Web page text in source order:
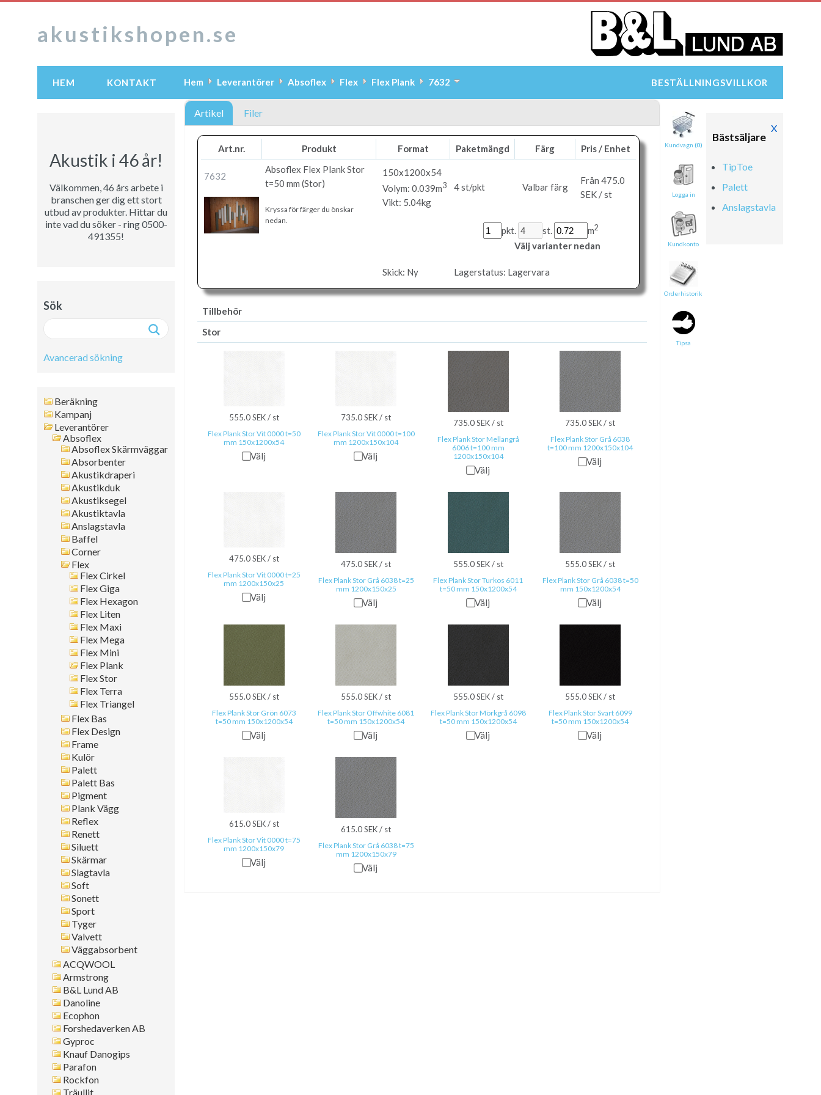
akustikshopen.se
HEM KONTAKT BESTÄLLNINGSVILLKOR
Akustik i 46 år!
Välkommen, 46 års arbete i
branschen ger dig ett stort
utbud av produkter. Hittar du
inte vad du söker - ring 0500-
491355!
Sök
Avancerad sökning
Fritext
Artikelnr
Namn
Leverantör
Format
Tjocklek
Artikelgrupp
Kanttyp
Placering
Montagesätt
Sök i allt
Beräkning
Kampanj
Leverantörer
Absoflex
Absoflex Skärmväggar
Absorbenter
Akustikdraperi
Akustikduk
Akustiksegel
Akustiktavla
Anslagstavla
Baffel
Corner
Flex
Flex Cirkel
Flex Giga
Flex Hexagon
Flex Liten
Flex Maxi
Flex Mega
Flex Mini
Flex Plank
Flex Stor
Flex Terra
Flex Triangel
Flex Bas
Flex Design
Frame
Kulör
Palett
Palett Bas
Pigment
Plank Vägg
Reflex
Renett
Siluett
Skärmar
Slagtavla
Soft
Sonett
Sport
Tyger
Valvett
Väggabsorbent
ACQWOOL
Armstrong
B&L Lund AB
Danoline
Ecophon
Forshedaverken AB
Gyproc
Knauf Danogips
Parafon
Rockfon
Träullit
Hem Leverantörer Absoflex Flex Flex Plank 7632
Artikel Filer
Art.nr. Produkt Format Paketmängd Färg Pris / Enhet
7632
Absoflex Flex Plank Stor
t=50 mm (Stor)
150x1200x54
Volym: 0.039m3
Vikt: 5.04kg
4 st/pkt Valbar färg
Från 475.0
SEK / st
pkt. st. m2
Välj varianter nedan
Skick: Ny Lagerstatus: Lagervara
Kryssa för färger du önskar
nedan.
Tillbehör
Stor
555.0 SEK / st
Flex Plank Stor Vit 0000 t=50
mm 150x1200x54
Välj
735.0 SEK / st
Flex Plank Stor Vit 0000 t=100
mm 1200x150x104
Välj
735.0 SEK / st
Flex Plank Stor Mellangrå
6006 t=100 mm
1200x150x104
Välj
735.0 SEK / st
Flex Plank Stor Grå 6038
t=100 mm 1200x150x104
Välj
475.0 SEK / st
Flex Plank Stor Vit 0000 t=25
mm 1200x150x25
Välj
475.0 SEK / st
Flex Plank Stor Grå 6038 t=25
mm 1200x150x25
Välj
555.0 SEK / st
Flex Plank Stor Turkos 6011
t=50 mm 150x1200x54
Välj
555.0 SEK / st
Flex Plank Stor Grå 6038 t=50
mm 150x1200x54
Välj
555.0 SEK / st
Flex Plank Stor Grön 6073
t=50 mm 150x1200x54
Välj
555.0 SEK / st
Flex Plank Stor Offwhite 6081
t=50 mm 150x1200x54
Välj
555.0 SEK / st
Flex Plank Stor Mörkgrå 6098
t=50 mm 150x1200x54
Välj
555.0 SEK / st
Flex Plank Stor Svart 6099
t=50 mm 150x1200x54
Välj
615.0 SEK / st
Flex Plank Stor Vit 0000 t=75
mm 1200x150x79
Välj
615.0 SEK / st
Flex Plank Stor Grå 6038 t=75
mm 1200x150x79
Välj
Kundvagn (0)
Logga in
Kundkonto
Orderhistorik
Tipsa
Bästsäljare
X
TipToe
Palett
Anslagstavla
Ditt namn*
Text
Direktlänk till denna sida
Länken ovan kommer att bakas in i ditt tips!